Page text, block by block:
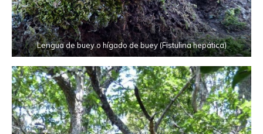
Lengua de buey o hígado de buey (Fistulina hepática)